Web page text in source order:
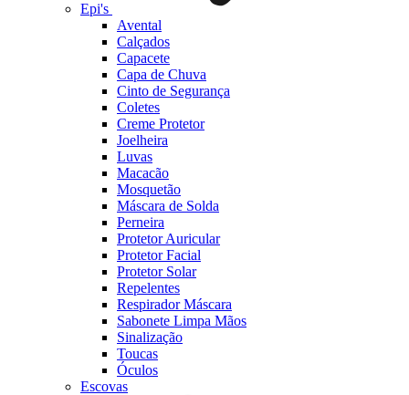
Epi's
Avental
Calçados
Capacete
Capa de Chuva
Cinto de Segurança
Coletes
Creme Protetor
Joelheira
Luvas
Macacão
Mosquetão
Máscara de Solda
Perneira
Protetor Auricular
Protetor Facial
Protetor Solar
Repelentes
Respirador Máscara
Sabonete Limpa Mãos
Sinalização
Toucas
Óculos
Escovas